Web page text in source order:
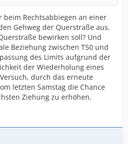
beim Rechtsabbiegen an einer
Gehweg der Querstraße aus.
bewirken soll? Und
Beziehung zwischen T50 und
des Limits aufgrund der
der Wiederholung eines
durch das erneute
letzten Samstag die Chance
Ziehung zu erhöhen.